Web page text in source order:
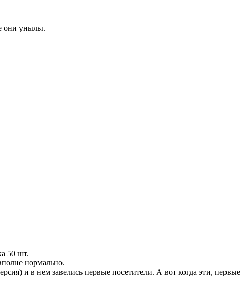
они унылы.
50 шт.
нормально.
и в нем завелись первые посетители. А вот когда эти, первые